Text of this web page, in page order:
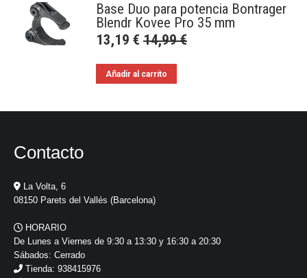
Base Duo para potencia Bontrager
Blendr Kovee Pro 35 mm
13,19 € 14,99€
Añadir al carrito
Contacto
La Volta, 6
08150 Parets del Vallés (Barcelona)
HORARIO
De Lunes a Viernes de 9:30 a 13:30 y 16:30 a 20:30
Sábados: Cerrado
Tienda: 938415976